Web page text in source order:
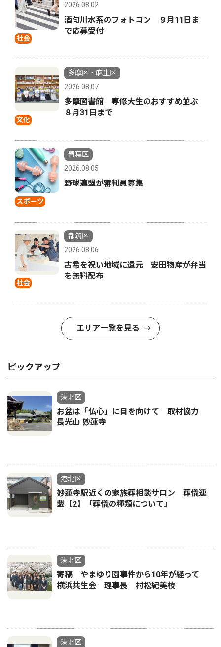
社会
2026.08.02
酒匂川水系のフォトコン ９月11日ま
で応募受付
文化
多摩区・麻生区
2026.08.07
多摩図書館 専修大生のおすすめ並ぶ
８月31日まで
スポーツ
青葉区
2026.08.05
野球連盟が審判員募集
社会
都筑区
2026.08.06
古希を祝い地域に還元 安田物産が弁当
を無料配布
エリア一覧を見る
ピックアップ
港北区
お盆は「仏心」に目を向けて 取材協力
長光山 妙蓮寺
港北区
妙蓮寺駅近くの家族葬相談サロン 葬儀連
載【2】「葬儀の種類について」
港北区
寄稿 やまゆり園事件から10年が経って
横浜共生会 理事長 村松紀美枝
港北区